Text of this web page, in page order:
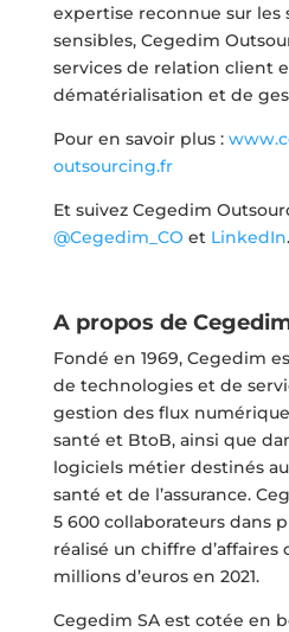
expertise reconnue sur les
sensibles, Cegedim
services de relation client
dématérialisation et de
Pour en savoir plus :
outsourcing.fr
Et suivez Cegedim
@Cegedim_CO et LinkedIn.
A propos de
Fondé en 1969, Cegedim
de technologies et de
gestion des flux
santé et BtoB, ainsi que
logiciels métier destinés
santé et de l’assurance.
5 600 collaborateurs dans
réalisé un chiffre d’affaires
millions d’euros en 2021.
Cegedim SA est cotée en